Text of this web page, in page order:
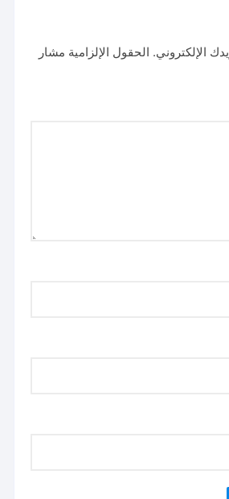
الإلكتروني. الحقول الإلزامية مشار